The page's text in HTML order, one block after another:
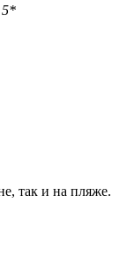
5*
так и на пляже.